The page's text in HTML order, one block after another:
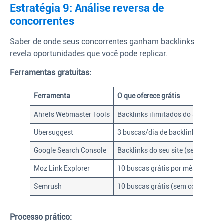
Estratégia 9: Análise reversa de
concorrentes
Saber de onde seus concorrentes ganham backlinks
revela oportunidades que você pode replicar.
Ferramentas gratuitas:
Ferramenta O que oferece grátis
Ahrefs Webmaster Tools Backlinks ilimitados do SEU site
Ubersuggest 3 buscas/dia de backlinks de
Google Search Console Backlinks do seu site (sem
Moz Link Explorer 10 buscas grátis por mês
Semrush 10 buscas grátis (sem conta
Processo prático: